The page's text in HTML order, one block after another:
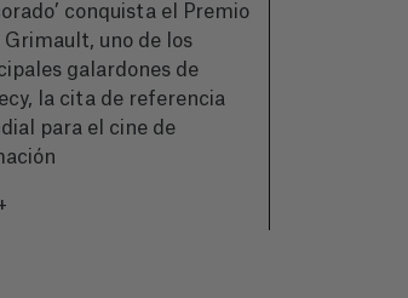
conquista el Premio
Grimault, uno de los
galardones de
la cita de referencia
para el cine de